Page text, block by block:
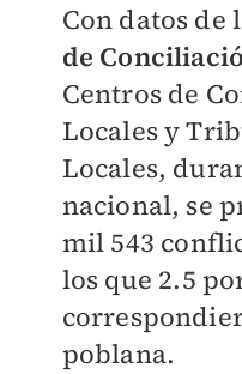
Con datos de
de
Centros de
Locales y
Locales,
nacional, se
mil 543
los que 2.5
poblana.